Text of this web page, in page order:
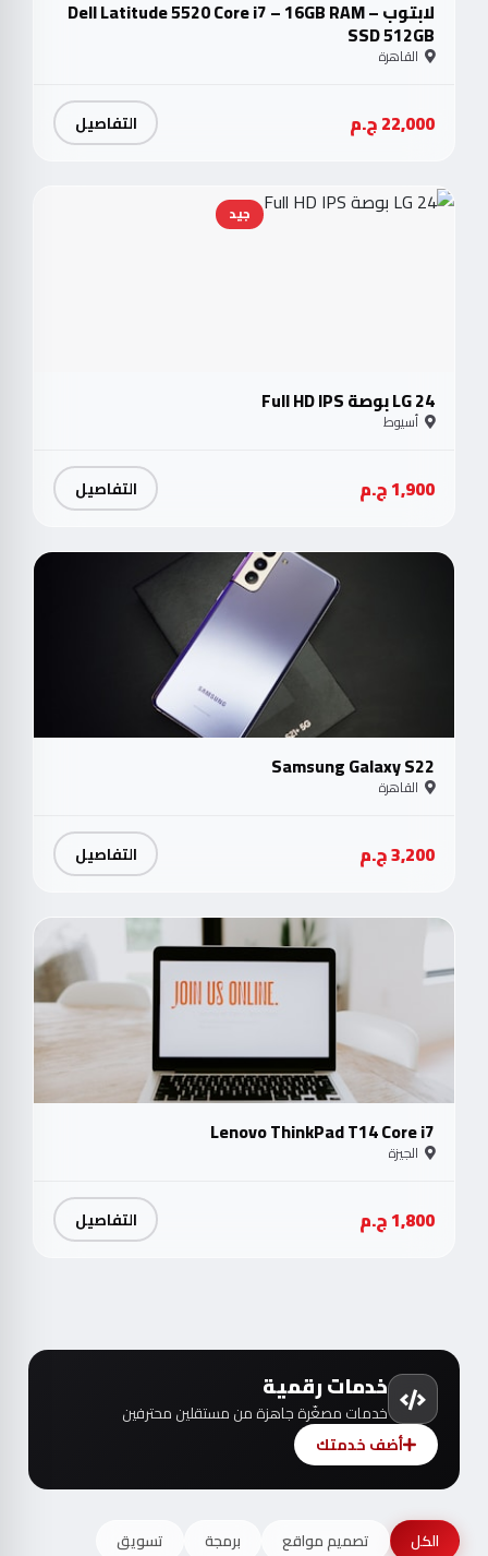
لابتوب Dell Latitude 5520 Core i7 – 16GB RAM –
SSD 512GB
القاهرة
22,000 ج.م التفاصيل
جيد
LG 24 بوصة Full HD IPS
أسيوط
1,900 ج.م التفاصيل
Samsung Galaxy S22
القاهرة
3,200 ج.م التفاصيل
Lenovo ThinkPad T14 Core i7
الجيزة
1,800 ج.م التفاصيل
خدمات رقمية
خدمات مصغّرة جاهزة من مستقلين محترفين
أضف خدمتك
الكل تصميم مواقع برمجة
تسويق